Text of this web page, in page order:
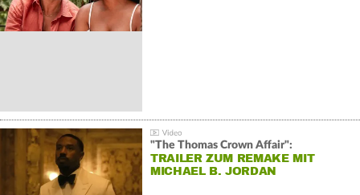
"The Thomas Crown Affair":
TRAILER ZUM REMAKE MIT
MICHAEL B. JORDAN